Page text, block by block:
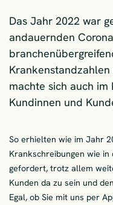
Das Jahr 2022 war
andauernden
machte sich auch
Kundinnen und
So erhielten wie im Jahr
Krankschreibungen wie
gefordert, trotz allem
Kunden da zu sein und
Egal, ob Sie mit uns per